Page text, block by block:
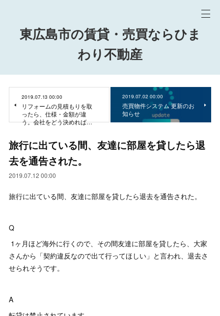
東広島市の賃貸・売買ならひま
わり不動産
2019.07.13 00:00
リフォームの見積もりを取
ったら、仕様・金額が違
う。会社をどう決めれば…
2019.07.02 00:00
売買物件システム 更新のお
知らせ
旅行に出ている間、友達に部屋を貸したら退
去を通告された。
2019.07.12 00:00
旅行に出ている間、友達に部屋を貸したら退去を通告された。
Q
1ヶ月ほど海外に行くので、その間友達に部屋を貸したら、大家
さんから「契約違反なので出て行ってほしい」と言われ、退去さ
せられそうです。
A